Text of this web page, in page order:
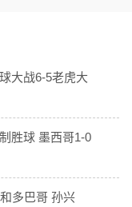
大战6-5老虎大
胜球 墨西哥1-0
多巴哥 孙兴